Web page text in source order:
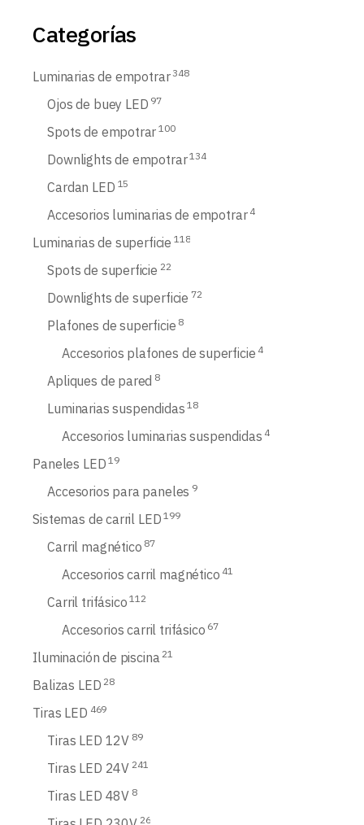
Categorías
Luminarias de empotrar 348
Ojos de buey LED 97
Spots de empotrar 100
Downlights de empotrar 134
Cardan LED 15
Accesorios luminarias de empotrar 4
Luminarias de superficie 118
Spots de superficie 22
Downlights de superficie 72
Plafones de superficie 8
Accesorios plafones de superficie 4
Apliques de pared 8
Luminarias suspendidas 18
Accesorios luminarias suspendidas 4
Paneles LED 19
Accesorios para paneles 9
Sistemas de carril LED 199
Carril magnético 87
Accesorios carril magnético 41
Carril trifásico 112
Accesorios carril trifásico 67
Iluminación de piscina 21
Balizas LED 28
Tiras LED 469
Tiras LED 12V 89
Tiras LED 24V 241
Tiras LED 48V 8
26